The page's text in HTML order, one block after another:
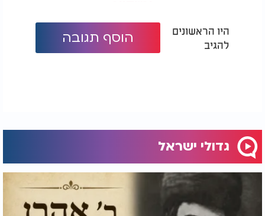
היו הראשונים
להגיב
הוסף תגובה
גדולי ישראל